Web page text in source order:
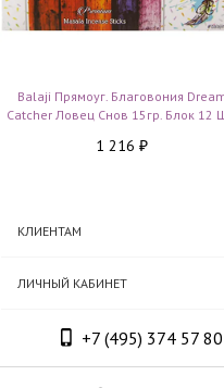
Balaji Прямоуг. Благовония
Catcher Ловец Снов 15гр. Блок 12
1 216 ₽
КЛИЕНТАМ
ЛИЧНЫЙ КАБИНЕТ
+7 (495) 374 57 80